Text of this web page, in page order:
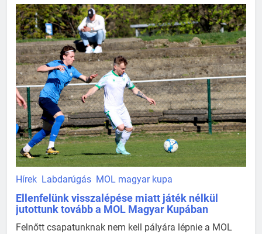
Hírek Labdarúgás MOL magyar kupa
Ellenfelünk visszalépése miatt játék nélkül
jutottunk tovább a MOL Magyar Kupában
Felnőtt csapatunknak nem kell pályára lépnie a MOL